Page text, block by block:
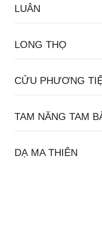
LUÂN
LONG THỌ
CỬU PHƯƠNG
TAM NĂNG TAM
DẠ MA THIÊN